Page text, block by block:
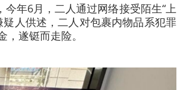
年6月，二人通过网络接受陌生“上
人供述，二人对包裹内物品系犯罪
遂铤而走险。